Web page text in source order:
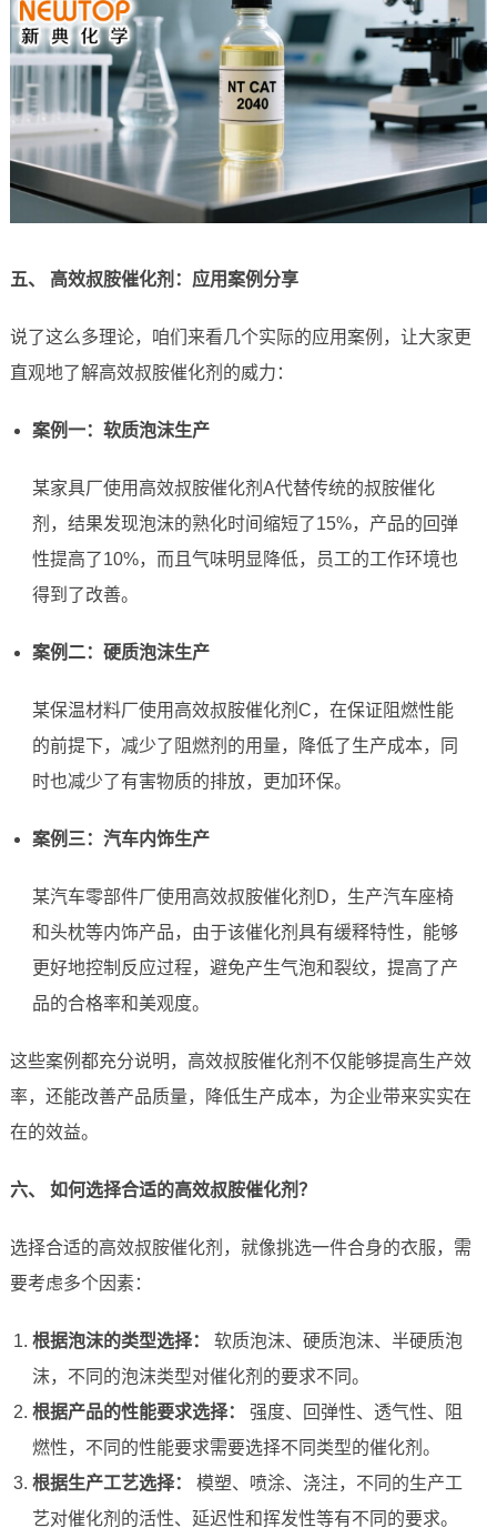
五、 高效叔胺催化剂：应用案例分享
说了这么多理论，咱们来看几个实际的应用案例，让大家更
直观地了解高效叔胺催化剂的威力：
案例一：软质泡沫生产
某家具厂使用高效叔胺催化剂A代替传统的叔胺催化
剂，结果发现泡沫的熟化时间缩短了15%，产品的回弹
性提高了10%，而且气味明显降低，员工的工作环境也
得到了改善。
案例二：硬质泡沫生产
某保温材料厂使用高效叔胺催化剂C，在保证阻燃性能
的前提下，减少了阻燃剂的用量，降低了生产成本，同
时也减少了有害物质的排放，更加环保。
案例三：汽车内饰生产
某汽车零部件厂使用高效叔胺催化剂D，生产汽车座椅
和头枕等内饰产品，由于该催化剂具有缓释特性，能够
更好地控制反应过程，避免产生气泡和裂纹，提高了产
品的合格率和美观度。
这些案例都充分说明，高效叔胺催化剂不仅能够提高生产效
率，还能改善产品质量，降低生产成本，为企业带来实实在
在的效益。
六、 如何选择合适的高效叔胺催化剂？
选择合适的高效叔胺催化剂，就像挑选一件合身的衣服，需
要考虑多个因素：
根据泡沫的类型选择：
软质泡沫、硬质泡沫、半硬质泡
沫，不同的泡沫类型对催化剂的要求不同。
根据产品的性能要求选择：
强度、回弹性、透气性、阻
燃性，不同的性能要求需要选择不同类型的催化剂。
根据生产工艺选择：
模塑、喷涂、浇注，不同的生产工
艺对催化剂的活性、延迟性和挥发性等有不同的要求。